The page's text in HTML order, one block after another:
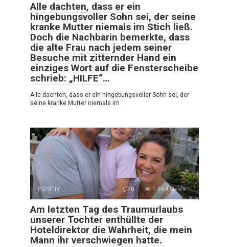
Alle dachten, dass er ein
hingebungsvoller Sohn sei, der seine
kranke Mutter niemals im Stich ließ.
Doch die Nachbarin bemerkte, dass
die alte Frau nach jedem seiner
Besuche mit zitternder Hand ein
einziges Wort auf die Fensterscheibe
schrieb: „HILFE“…
Alle dachten, dass er ein hingebungsvoller Sohn sei, der
seine kranke Mutter niemals im
POSITIV 0 1 664 views
Am letzten Tag des Traumurlaubs
unserer Tochter enthüllte der
Hoteldirektor die Wahrheit, die mein
Mann ihr verschwiegen hatte.